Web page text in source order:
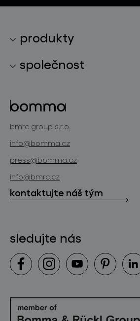
produkty
kolekce svítidel
bomma cullet
zakázková sklářská výroba
společnost
projekty
bmrc group s.r.o.
info@bomma.cz
press@bomma.cz
info@bmrc.cz
kontaktujte náš tým
sledujte nás